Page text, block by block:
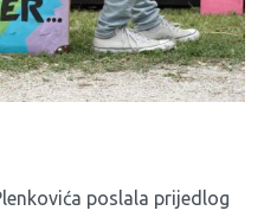
poslala prijedlog